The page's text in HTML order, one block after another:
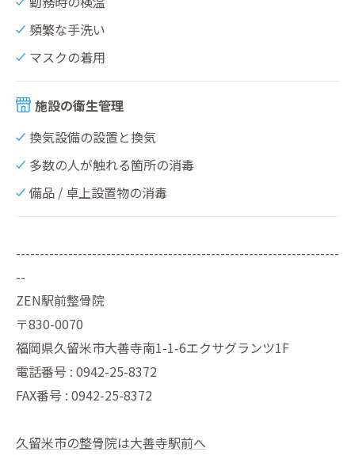
頻繁な手洗い
マスクの着用
施設の衛生管理
換気設備の設置と換気
多数の人が触れる箇所の消毒
備品 / 卓上設置物の消毒
--------------------------------------------------------------------
--
ZEN駅前整骨院
〒830-0070
福岡県久留米市大善寺南1-1-6エクサグランツ1F
電話番号 : 0942-25-8372
FAX番号 : 0942-25-8372
久留米市の整骨院は大善寺駅前へ